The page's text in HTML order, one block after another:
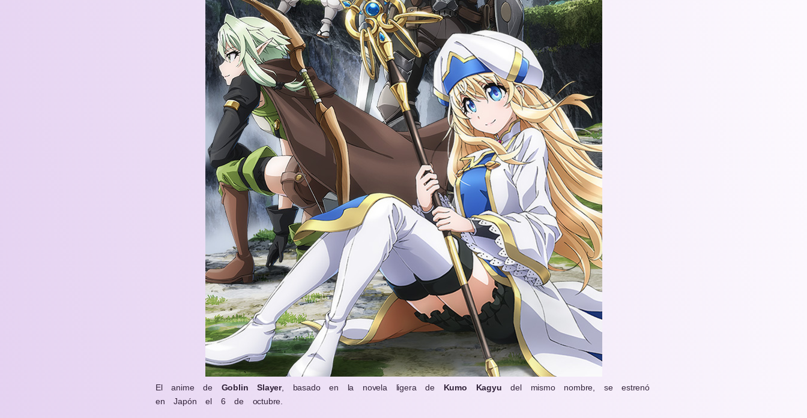
El anime de Goblin Slayer, basado en la novela ligera de Kumo Kagyu del mismo nombre, se estrenó
en Japón el 6 de octubre.